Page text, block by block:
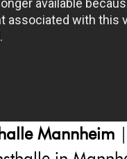
Mannheim